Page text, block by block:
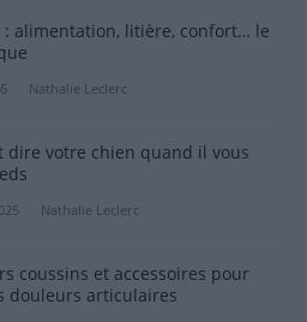
: alimentation, litière, confort… le
Nathalie Leclerc
dire votre chien quand il vous
Nathalie Leclerc
coussins et accessoires pour
douleurs articulaires